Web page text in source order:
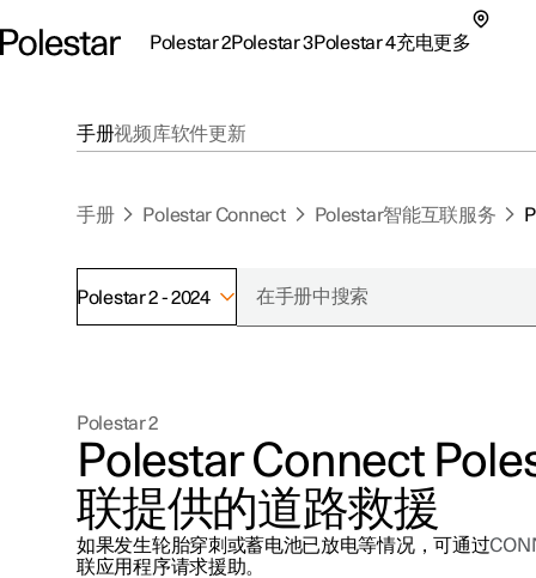
Polestar 2Polestar 3Polestar 4充电更多
联系我们
极星官方二手车
探索Polestar 3
联系我们
公共充电
家庭充电
车主服务
新闻
注册新闻
（在新窗
手册视频库软件更新
手册 Polestar Connect Polestar智能互联服务
Polestar 2 - 2024
Polestar 2
Polestar Connect
联提供的道路救援
如果发生轮胎穿刺或蓄电池已放电等情况，可通过
联应用程序请求援助。